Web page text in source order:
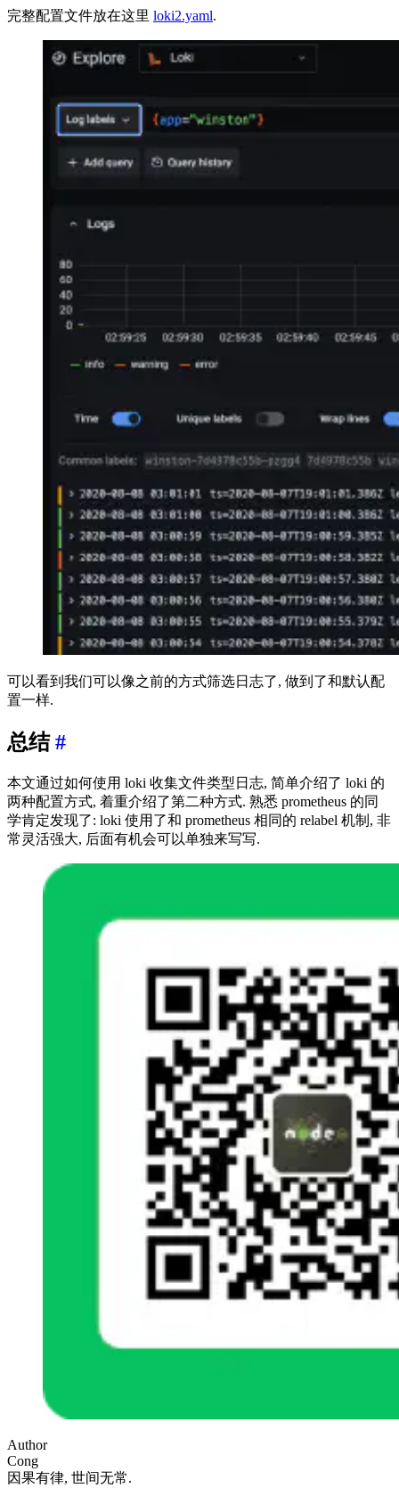
完整配置文件放在这里 loki2.yaml.
可以看到我们可以像之前的方式筛选日志了, 做到了和默认配
置一样.
总结#
本文通过如何使用 loki 收集文件类型日志, 简单介绍了 loki 的
两种配置方式, 着重介绍了第二种方式. 熟悉 prometheus 的同
学肯定发现了: loki 使用了和 prometheus 相同的 relabel 机制, 非
常灵活强大, 后面有机会可以单独来写写.
Author
Cong
因果有律, 世间无常.